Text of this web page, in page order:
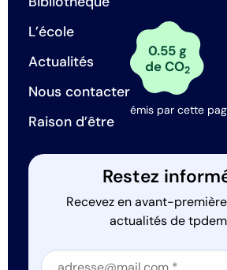
L’école
Actualités
Nous contacter
Raison d’être
0.55 g
de CO2
émis par cette
Restez
Recevez en avant-
actualités de
Section